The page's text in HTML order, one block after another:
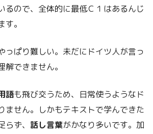
るので、全体的に最低Ｃ１はあるんじ
。
っぱり難しい。未だにドイツ人が言っ
解できません。
語も飛び交うため、日常使うようなド
ません。しかもテキストで学んできた
ず、 話し言葉がかなり多いです。加